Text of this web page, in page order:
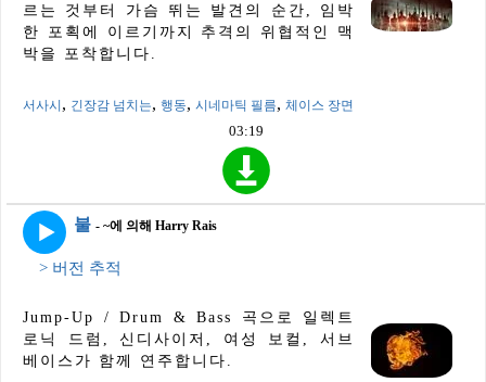
르는 것부터 가슴 뛰는 발견의 순간, 임박
한 포획에 이르기까지 추격의 위협적인 맥
박을 포착합니다.
서사시, 긴장감 넘치는, 행동, 시네마틱 필름, 체이스 장면
03:19
불 - ~에 의해 Harry Rais
> 버전 추적
Jump-Up / Drum & Bass 곡으로 일렉트
로닉 드럼, 신디사이저, 여성 보컬, 서브
베이스가 함께 연주합니다.